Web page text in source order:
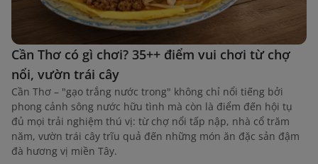
Cần Thơ có gì chơi? 35++ điểm vui chơi từ chợ
nổi, vườn trái cây
Cần Thơ – "gạo trắng nước trong" không chỉ nổi tiếng bởi
phong cảnh sông nước hữu tình mà còn là điểm đến hội tụ
đủ mọi trải nghiệm thú vị: từ chợ nổi tấp nập, nhà cổ trăm
năm, vườn trái cây trĩu quả đến những món ăn đặc sản đậm
đà hương vị miền Tây.